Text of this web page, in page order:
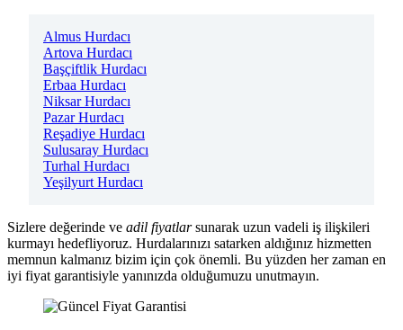
Almus Hurdacı
Artova Hurdacı
Başçiftlik Hurdacı
Erbaa Hurdacı
Niksar Hurdacı
Pazar Hurdacı
Reşadiye Hurdacı
Sulusaray Hurdacı
Turhal Hurdacı
Yeşilyurt Hurdacı
Sizlere değerinde ve adil fiyatlarsunarak uzun vadeli iş ilişkileri
kurmayı hedefliyoruz. Hurdalarınızı satarken aldığınız hizmetten
memnun kalmanız bizim için çok önemli. Bu yüzden her zaman en
iyi fiyat garantisiyle yanınızda olduğumuzu unutmayın.